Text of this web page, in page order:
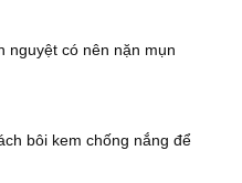
nguyệt có nên nặn mụn
bôi kem chống nắng để